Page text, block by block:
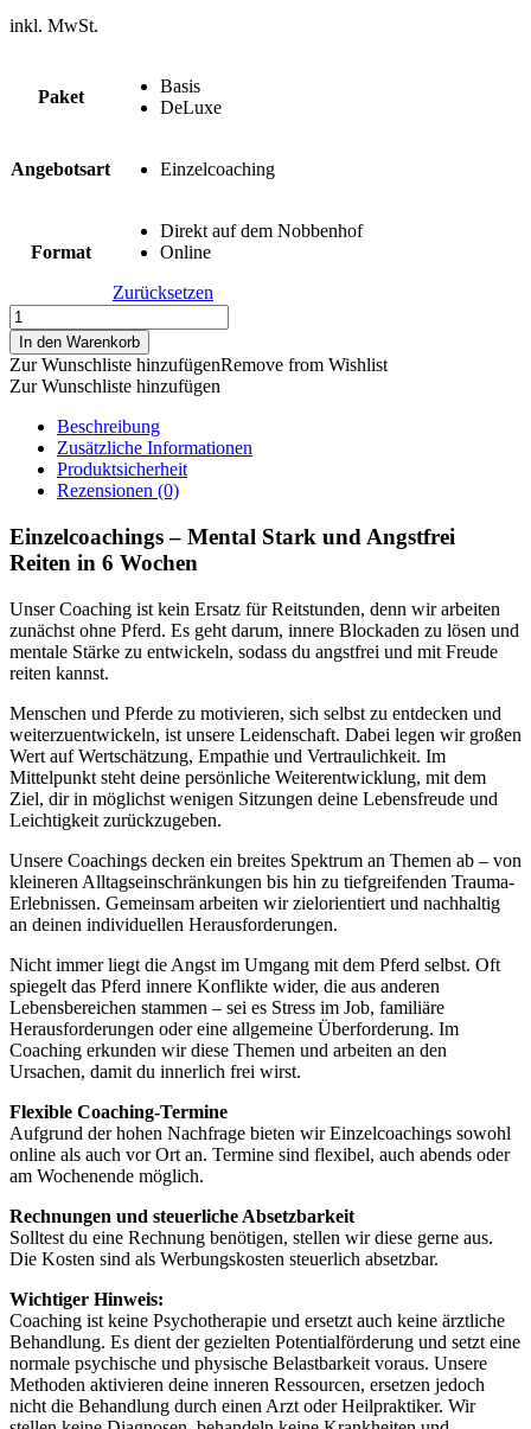
inkl. MwSt.
Paket
Basis
DeLuxe
Angebotsart Einzelcoaching
Format
Direkt auf dem Nobbenhof
Online
Zurücksetzen
Einzelcoachings
-
Mental
Stark
und
Angstfrei
Reiten
Menge
In den Warenkorb
Zur Wunschliste hinzufügenRemove from Wishlist
Zur Wunschliste hinzufügen
Beschreibung
Zusätzliche Informationen
Produktsicherheit
Rezensionen (0)
Einzelcoachings – Mental Stark und Angstfrei
Reiten in 6 Wochen
Unser Coaching ist kein Ersatz für Reitstunden, denn wir arbeiten
zunächst ohne Pferd. Es geht darum, innere Blockaden zu lösen und
mentale Stärke zu entwickeln, sodass du angstfrei und mit Freude
reiten kannst.
Menschen und Pferde zu motivieren, sich selbst zu entdecken und
weiterzuentwickeln, ist unsere Leidenschaft. Dabei legen wir großen
Wert auf Wertschätzung, Empathie und Vertraulichkeit. Im
Mittelpunkt steht deine persönliche Weiterentwicklung, mit dem
Ziel, dir in möglichst wenigen Sitzungen deine Lebensfreude und
Leichtigkeit zurückzugeben.
Unsere Coachings decken ein breites Spektrum an Themen ab – von
kleineren Alltagseinschränkungen bis hin zu tiefgreifenden Trauma-
Erlebnissen. Gemeinsam arbeiten wir zielorientiert und nachhaltig
an deinen individuellen Herausforderungen.
Nicht immer liegt die Angst im Umgang mit dem Pferd selbst. Oft
spiegelt das Pferd innere Konflikte wider, die aus anderen
Lebensbereichen stammen – sei es Stress im Job, familiäre
Herausforderungen oder eine allgemeine Überforderung. Im
Coaching erkunden wir diese Themen und arbeiten an den
Ursachen, damit du innerlich frei wirst.
Flexible Coaching-Termine
Aufgrund der hohen Nachfrage bieten wir Einzelcoachings sowohl
online als auch vor Ort an. Termine sind flexibel, auch abends oder
am Wochenende möglich.
Rechnungen und steuerliche Absetzbarkeit
Solltest du eine Rechnung benötigen, stellen wir diese gerne aus.
Die Kosten sind als Werbungskosten steuerlich absetzbar.
Wichtiger Hinweis:
Coaching ist keine Psychotherapie und ersetzt auch keine ärztliche
Behandlung. Es dient der gezielten Potentialförderung und setzt eine
normale psychische und physische Belastbarkeit voraus. Unsere
Methoden aktivieren deine inneren Ressourcen, ersetzen jedoch
nicht die Behandlung durch einen Arzt oder Heilpraktiker. Wir